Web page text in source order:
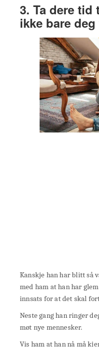
3. Ta dere tid
ikke bare
Kanskje han har blitt så
med ham at han har
innsats for at det skal
Neste gang han ringer
møt nye mennesker.
Vis ham at han nå må